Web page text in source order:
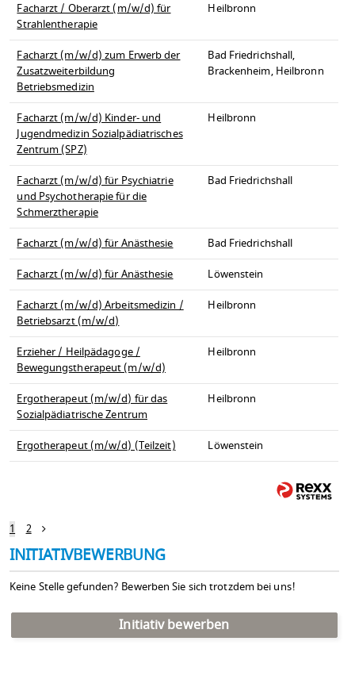
Facharzt / Oberarzt (m/w/d) für
Strahlentherapie
Heilbronn
Facharzt (m/w/d) zum Erwerb der
Zusatzweiterbildung
Betriebsmedizin
Bad Friedrichshall,
Brackenheim, Heilbronn
Facharzt (m/w/d) Kinder- und
Jugendmedizin Sozialpädiatrisches
Zentrum (SPZ)
Heilbronn
Facharzt (m/w/d) für Psychiatrie
und Psychotherapie für die
Schmerztherapie
Bad Friedrichshall
Facharzt (m/w/d) für Anästhesie
Bad Friedrichshall
Facharzt (m/w/d) für Anästhesie
Löwenstein
Facharzt (m/w/d) Arbeitsmedizin /
Betriebsarzt (m/w/d)
Heilbronn
Erzieher / Heilpädagoge /
Bewegungstherapeut (m/w/d)
Heilbronn
Ergotherapeut (m/w/d) für das
Sozialpädiatrische Zentrum
Heilbronn
Ergotherapeut (m/w/d) (Teilzeit) Löwenstein
1 2
INITIATIVBEWERBUNG
Keine Stelle gefunden? Bewerben Sie sich trotzdem bei uns!
Initiativ bewerben